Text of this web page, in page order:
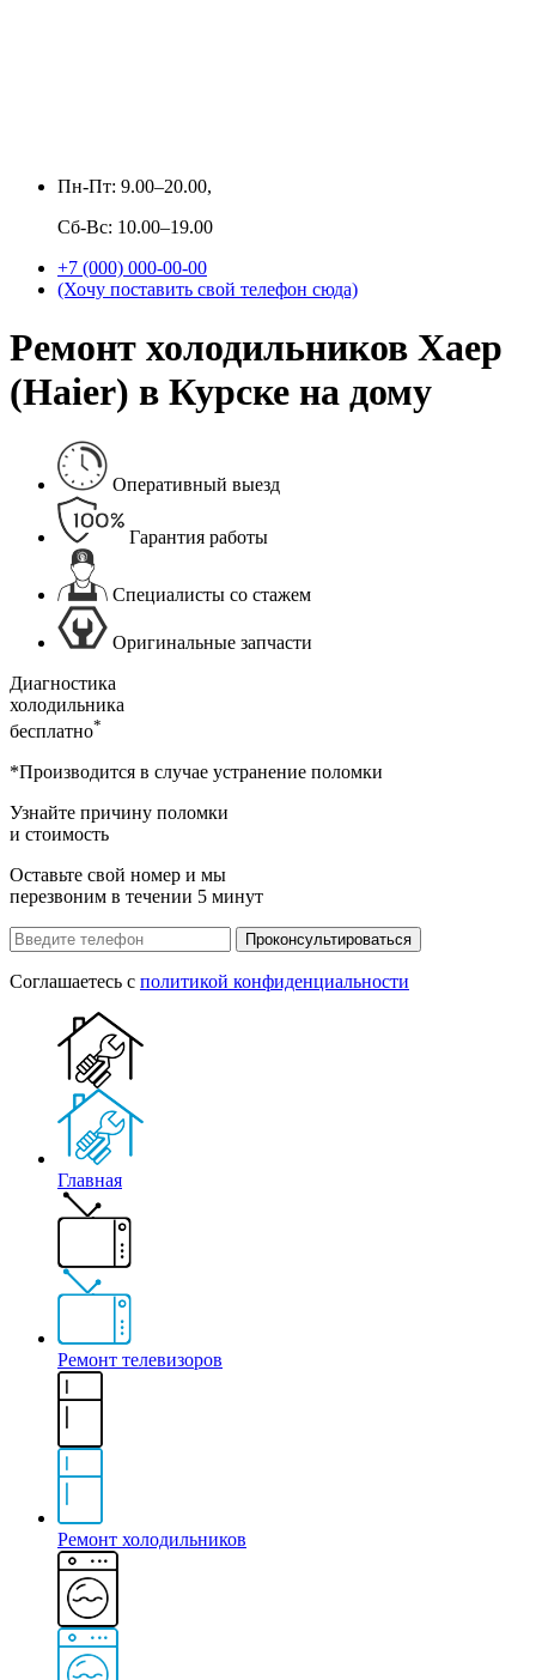
Пн-Пт: 9.00–20.00,
Сб-Вс: 10.00–19.00
+7 (000) 000-00-00
(Хочу поставить свой телефон сюда)
Ремонт холодильников Хаер
(Haier) в Курске на дому
Оперативный выезд
Гарантия работы
Специалисты со стажем
Оригинальные запчасти
Диагностика
холодильника
бесплатно*
*Производится в случае устранение поломки
Узнайте причину поломки
и стоимость
Оставьте свой номер и мы
перезвоним в течении 5 минут
Проконсультироваться
Соглашаетесь с политикой конфиденциальности
Главная
Ремонт телевизоров
Ремонт холодильников